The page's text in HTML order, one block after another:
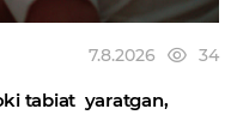
7.8.2026 34